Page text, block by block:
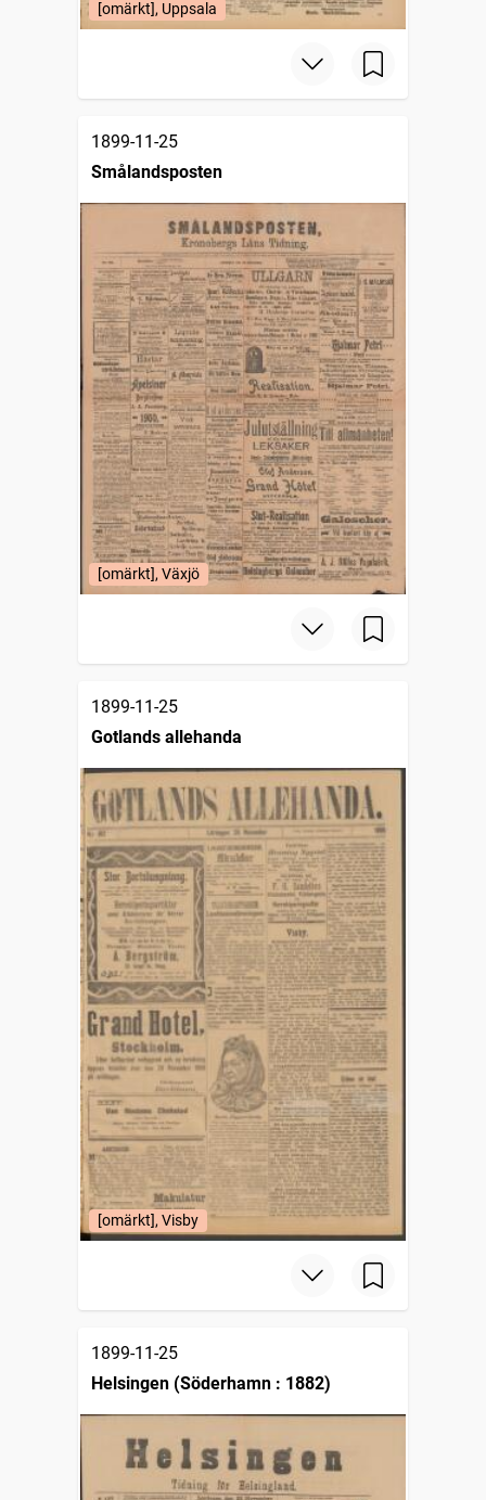
[omärkt], Uppsala
1899-11-25
Smålandsposten
[omärkt], Växjö
1899-11-25
Gotlands allehanda
[omärkt], Visby
1899-11-25
Helsingen (Söderhamn : 1882)